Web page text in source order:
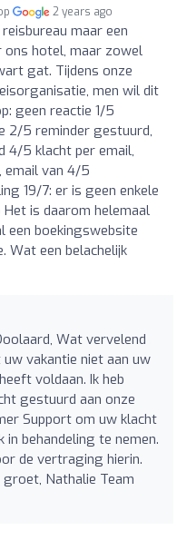
2 years ago
maar een
ons hotel, maar zowel
gat. Tijdens onze
men wil dit
geen reactie 1/5
2/5 reminder gestuurd,
4/5 klacht per email,
email van 4/5
19/7: er is geen enkele
is daarom helemaal
een boekingswebsite
Wat een belachelijk
Wat vervelend
vakantie niet aan uw
voldaan. Ik heb
gestuurd aan onze
Support om uw klacht
in behandeling te nemen.
de vertraging hierin.
Nathalie Team